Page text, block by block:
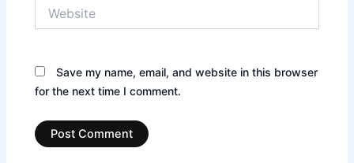
Save my name, email, and website in this browser
for the next time I comment.